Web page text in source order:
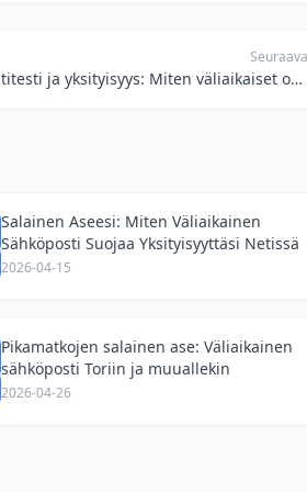
Seuraava
Sähköpostitesti ja yksityisyys: Miten väliaikaiset osoitteet pelastavat päiväsi (ja datasi)
Salainen Aseesi: Miten Väliaikainen
Sähköposti Suojaa Yksityisyyttäsi Netissä
2026-04-15
Pikamatkojen salainen ase: Väliaikainen
sähköposti Toriin ja muuallekin
2026-04-26